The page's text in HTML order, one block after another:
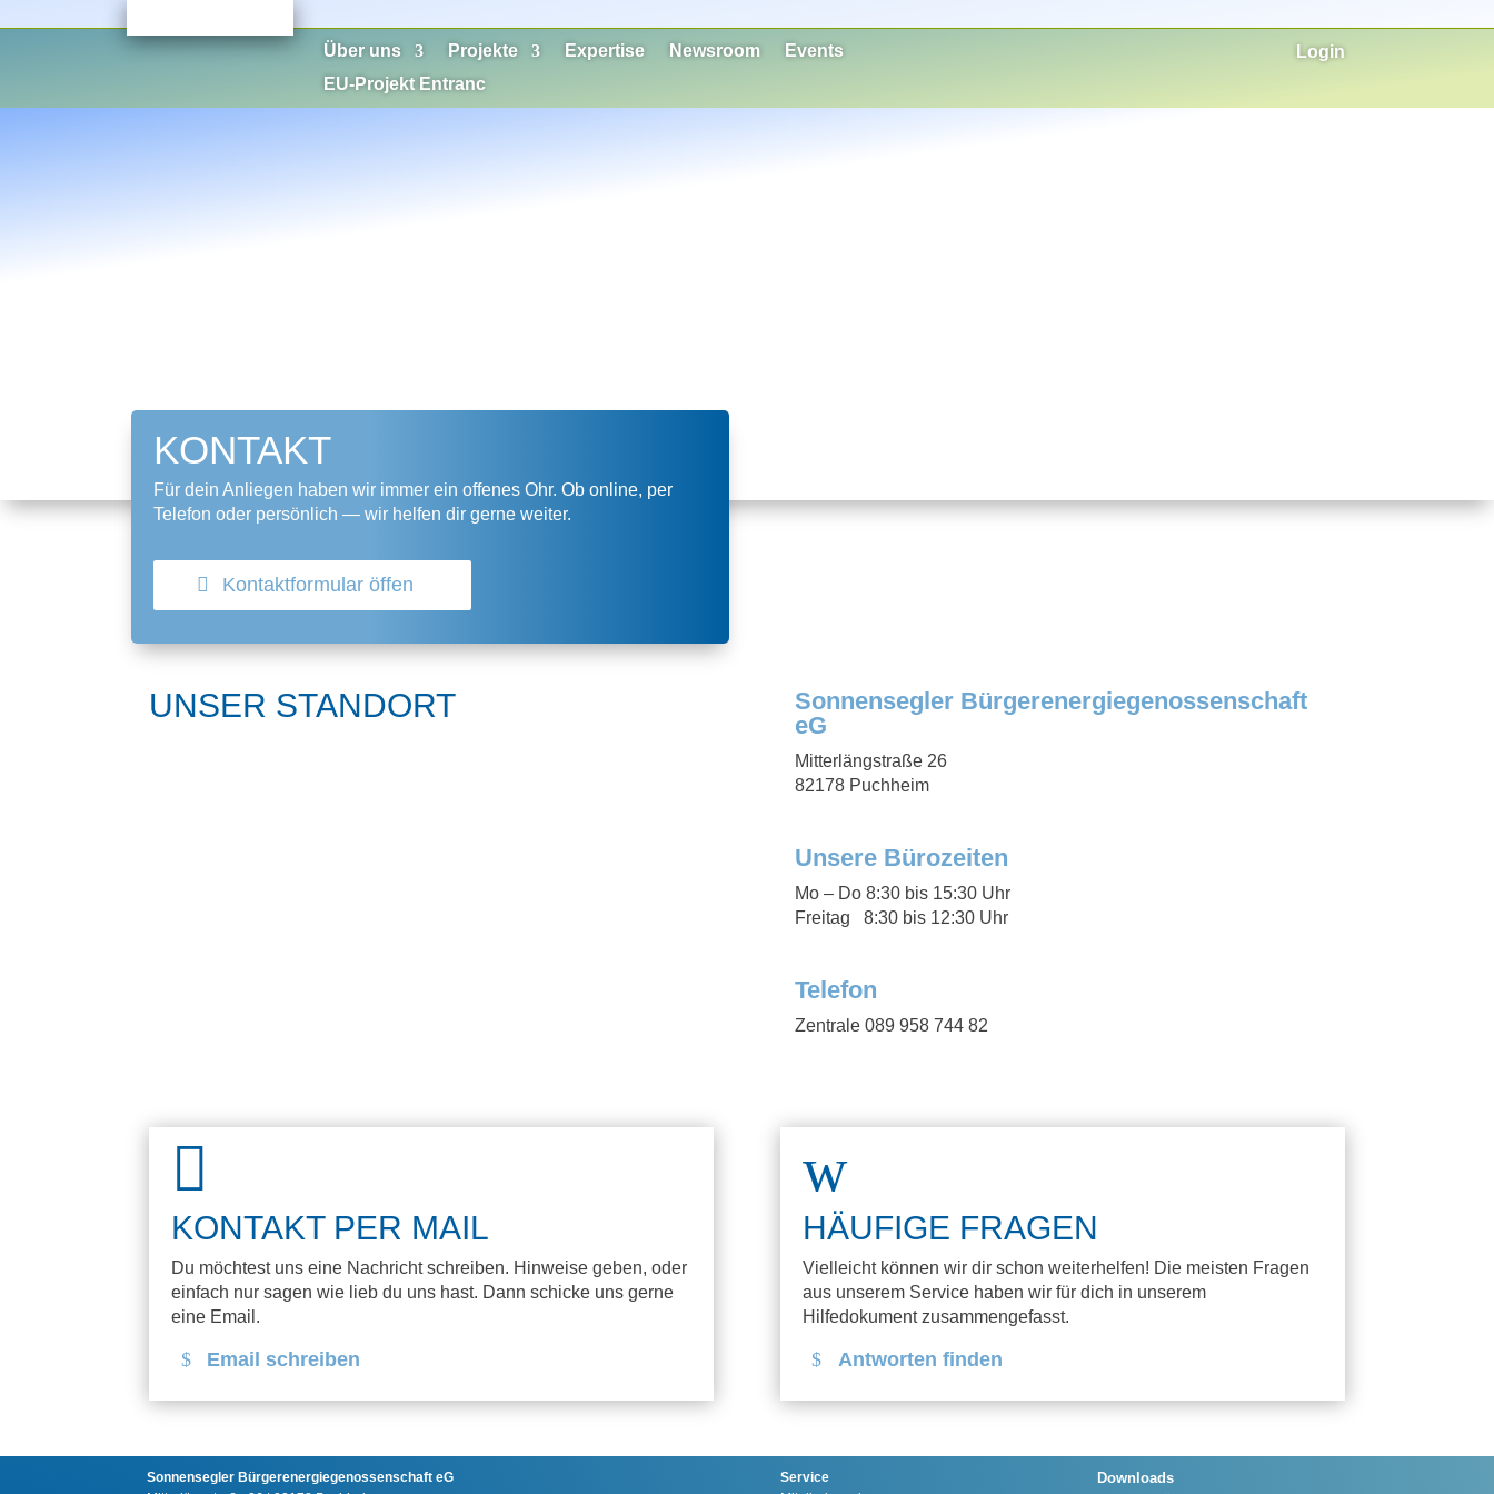
Über uns Projekte Expertise Newsroom
Events
EU-Projekt Entranc
Login
KONTAKT
Für dein Anliegen haben wir immer ein offenes Ohr. Ob online, per
Telefon oder persönlich — wir helfen dir gerne weiter.
Kontaktformular öffen
UNSER STANDORT
Sonnensegler Bürgerenergiegenossenschaft
eG
Mitterlängstraße 26
82178 Puchheim
Unsere Bürozeiten
Mo – Do 8:30 bis 15:30 Uhr
Freitag 8:30 bis 12:30 Uhr
Telefon
Zentrale 089 958 744 82

KONTAKT PER MAIL
Du möchtest uns eine Nachricht schreiben. Hinweise geben, oder
einfach nur sagen wie lieb du uns hast. Dann schicke uns gerne
eine Email.
Email schreiben
w
HÄUFIGE FRAGEN
Vielleicht können wir dir schon weiterhelfen! Die meisten Fragen
aus unserem Service haben wir für dich in unserem
Hilfedokument zusammengefasst.
Antworten finden
Sonnensegler Bürgerenergiegenossenschaft eG
Service
Downloads